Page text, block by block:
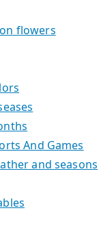
flowers
And Games
and seasons